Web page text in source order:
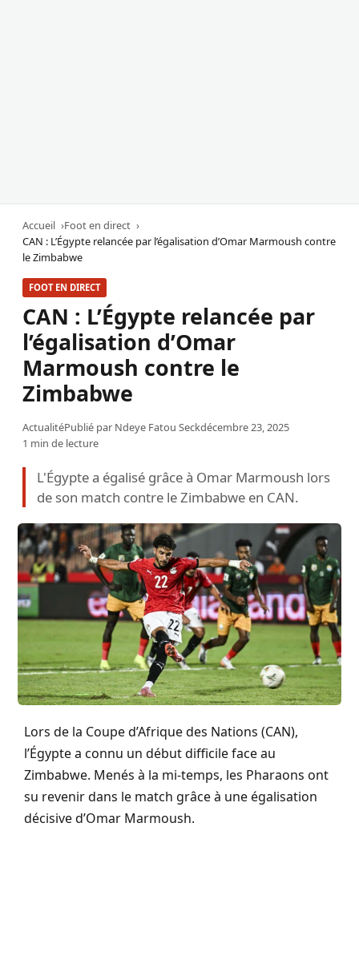
Accueil
Foot en direct
CAN : L’Égypte relancée par l’égalisation d’Omar Marmoush contre
le Zimbabwe
FOOT EN DIRECT
CAN : L’Égypte relancée par
l’égalisation d’Omar
Marmoush contre le
Zimbabwe
ActualitéPublié par Ndeye Fatou Seckdécembre 23, 2025
1 min de lecture
L'Égypte a égalisé grâce à Omar Marmoush lors
de son match contre le Zimbabwe en CAN.
Lors de la Coupe d’Afrique des Nations (CAN),
l’Égypte a connu un début difficile face au
Zimbabwe. Menés à la mi-temps, les Pharaons ont
su revenir dans le match grâce à une égalisation
décisive d’Omar Marmoush.